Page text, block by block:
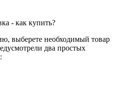
- как купить?
выберете необходимый товар
два простых